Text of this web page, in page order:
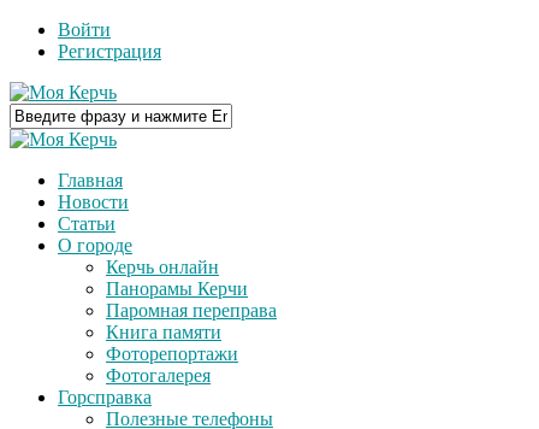
Войти
Регистрация
Главная
Новости
Статьи
О городе
Керчь онлайн
Панорамы Керчи
Паромная переправа
Книга памяти
Фоторепортажи
Фотогалерея
Горсправка
Полезные телефоны